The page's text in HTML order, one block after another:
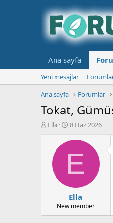
Ana sayfa
Yeni mesajlar
Ana sayfa
Forumlar
Tokat,
K
l
Ella
B
ş
a
n
ı
ç
t
a
8 Haz 2026
E
Ella
New member